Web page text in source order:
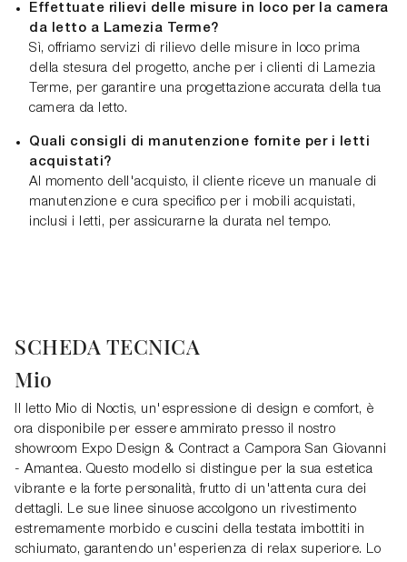
Effettuate rilievi delle misure in loco per la camera
da letto a Lamezia Terme?
Sì, offriamo servizi di rilievo delle misure in loco prima
della stesura del progetto, anche per i clienti di Lamezia
Terme, per garantire una progettazione accurata della tua
camera da letto.
Quali consigli di manutenzione fornite per i letti
acquistati?
Al momento dell'acquisto, il cliente riceve un manuale di
manutenzione e cura specifico per i mobili acquistati,
inclusi i letti, per assicurarne la durata nel tempo.
SCHEDA TECNICA
Mio
Il letto Mio di Noctis, un'espressione di design e comfort, è
ora disponibile per essere ammirato presso il nostro
showroom Expo Design & Contract a Campora San Giovanni
- Amantea. Questo modello si distingue per la sua estetica
vibrante e la forte personalità, frutto di un'attenta cura dei
dettagli. Le sue linee sinuose accolgono un rivestimento
estremamente morbido e cuscini della testata imbottiti in
schiumato, garantendo un'esperienza di relax superiore. Lo